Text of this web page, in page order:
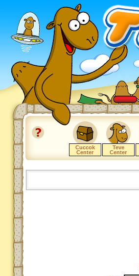
Cuccok
Center
Teve
Center